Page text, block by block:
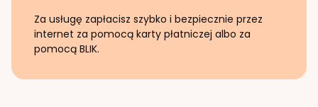
Za usługę zapłacisz szybko i bezpiecznie przez
internet za pomocą karty płatniczej albo za
pomocą BLIK.